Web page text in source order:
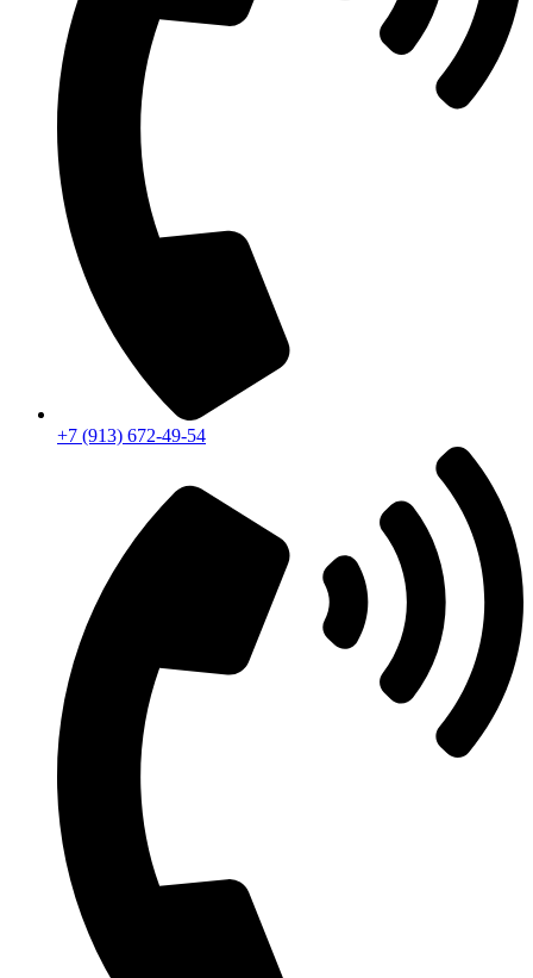
+7 (913) 672-49-54